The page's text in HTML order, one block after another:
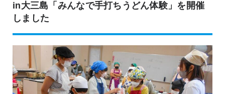
in大三島「みんなで手打ちうどん体験」を開催
しました